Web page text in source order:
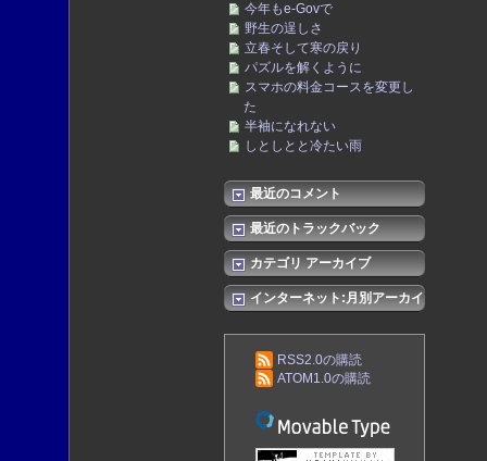
今年もe-Govで
野生の逞しさ
立春そして寒の戻り
パズルを解くように
スマホの料金コースを変更し
た
半袖になれない
しとしとと冷たい雨
最近のコメント
最近のトラックバック
カテゴリ アーカイブ
インターネット:月別アーカイ
RSS2.0の購読
ATOM1.0の購読